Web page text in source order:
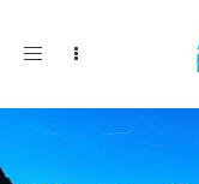
Toggle